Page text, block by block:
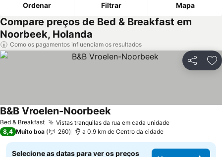
Ordenar Filtrar Mapa
Compare preços de Bed & Breakfast em
Noorbeek, Holanda
Como os pagamentos influenciam os resultados
Partilhar
Bed & Breakfast Vistas tranquilas da rua em cada unidade
B&B Vroelen-Noorbeek
8,4 Muito boa 260 a 0.9 km de Centro da cidade
Selecione as datas para ver os preços